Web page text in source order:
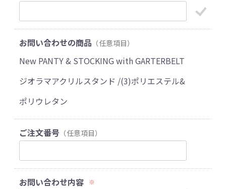
お問い合わせの商品 （任意項目）
New PANTY & STOCKING with GARTERBELT
ジオラマアクリルスタンド /(3)ポリエステル&
ポリウレタン
ご注文番号 （任意項目）
お問い合わせ内容 ※